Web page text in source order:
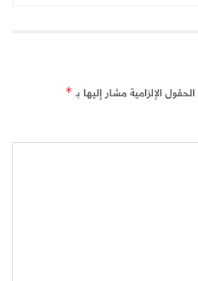
الحقول الإلزامية مشار إليها بـ *